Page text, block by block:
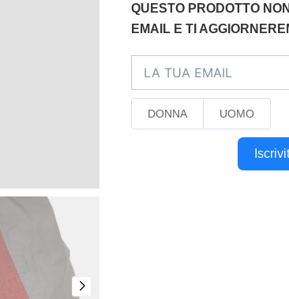
QUESTO PRODOTTO
EMAIL E TI
DONNA UOMO